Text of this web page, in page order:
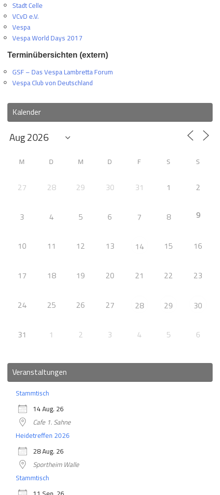
Stadt Celle
VCvD e.V.
Vespa
Vespa World Days 2017
Terminübersichten (extern)
GSF – Das Vespa Lambretta Forum
Vespa Club von Deutschland
Kalender
M D M D F S S
27 28 29 30 31 1 2
3 4 5 6 7 8 9
10 11 12 13 14 15 16
17 18 19 20 21 22 23
24 25 26 27 28 29 30
31 1 2 3 4 5 6
Veranstaltungen
Stammtisch
14 Aug. 26
Cafe 1. Sahne
Heidetreffen 2026
28 Aug. 26
Sportheim Walle
Stammtisch